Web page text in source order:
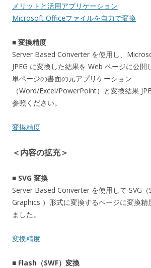
メリットと活用アプリケーション
Microsoft Officeファイルを自力で変換
■ 変換精度
Server Based Converter を使用し、
JPEG に変換した結果を Web ページに公開
単ページの書面の元アプリケーション
（Word/Excel/PowerPoint）と変換結果
参照ください。
変換精度
＜内容の拡充＞
■ SVG 変換
Server Based Converter を使用して SVG
Graphics ）形式に変換するページに変換精
ました。
変換精度
■ Flash（SWF）変換